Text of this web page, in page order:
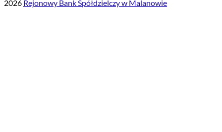
2026 Rejonowy Bank Spółdzielczy w Malanowie